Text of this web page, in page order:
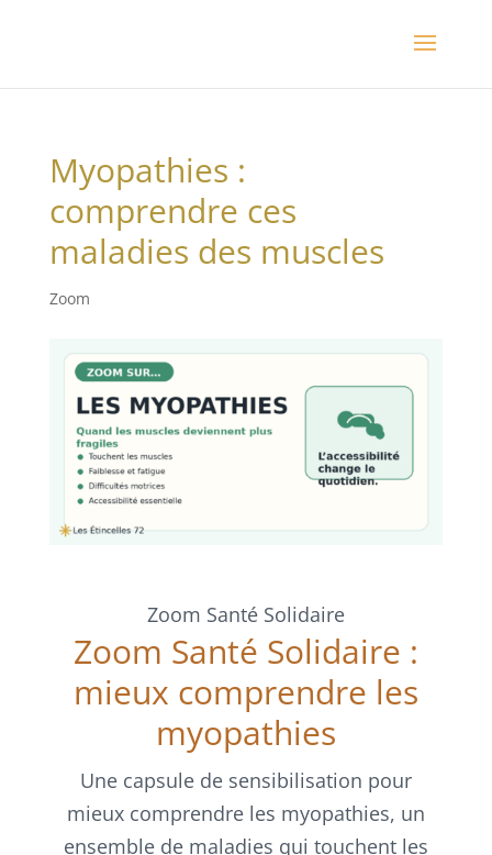
Myopathies :
comprendre ces
maladies des muscles
Zoom
Zoom Santé Solidaire
Zoom Santé Solidaire :
mieux comprendre les
myopathies
Une capsule de sensibilisation pour
mieux comprendre les myopathies, un
ensemble de maladies qui touchent les